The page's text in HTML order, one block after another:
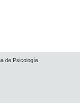
de Psicología